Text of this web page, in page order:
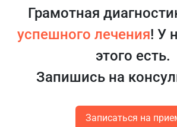
Грамотная
успешного лечения! У
этого есть.
Запишись на
Записаться на